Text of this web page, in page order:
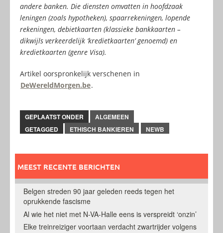
andere banken. Die diensten omvatten in hoofdzaak
leningen (zoals hypotheken), spaarrekeningen, lopende
rekeningen, debietkaarten (klassieke bankkaarten –
dikwijls verkeerdelijk ‘kredietkaarten’ genoemd) en
kredietkaarten (genre Visa).
Artikel oorspronkelijk verschenen in
DeWereldMorgen.be.
GEPLAATST ONDER
ALGEMEEN
GETAGGED
ETHISCH BANKIEREN NEWB
MEEST RECENTE BERICHTEN
Belgen streden 90 jaar geleden reeds tegen het
oprukkende fascisme
Al wie het niet met N-VA-Halle eens is verspreidt ‘onzin’
Elke treinreiziger voortaan verdacht zwartrijder volgens